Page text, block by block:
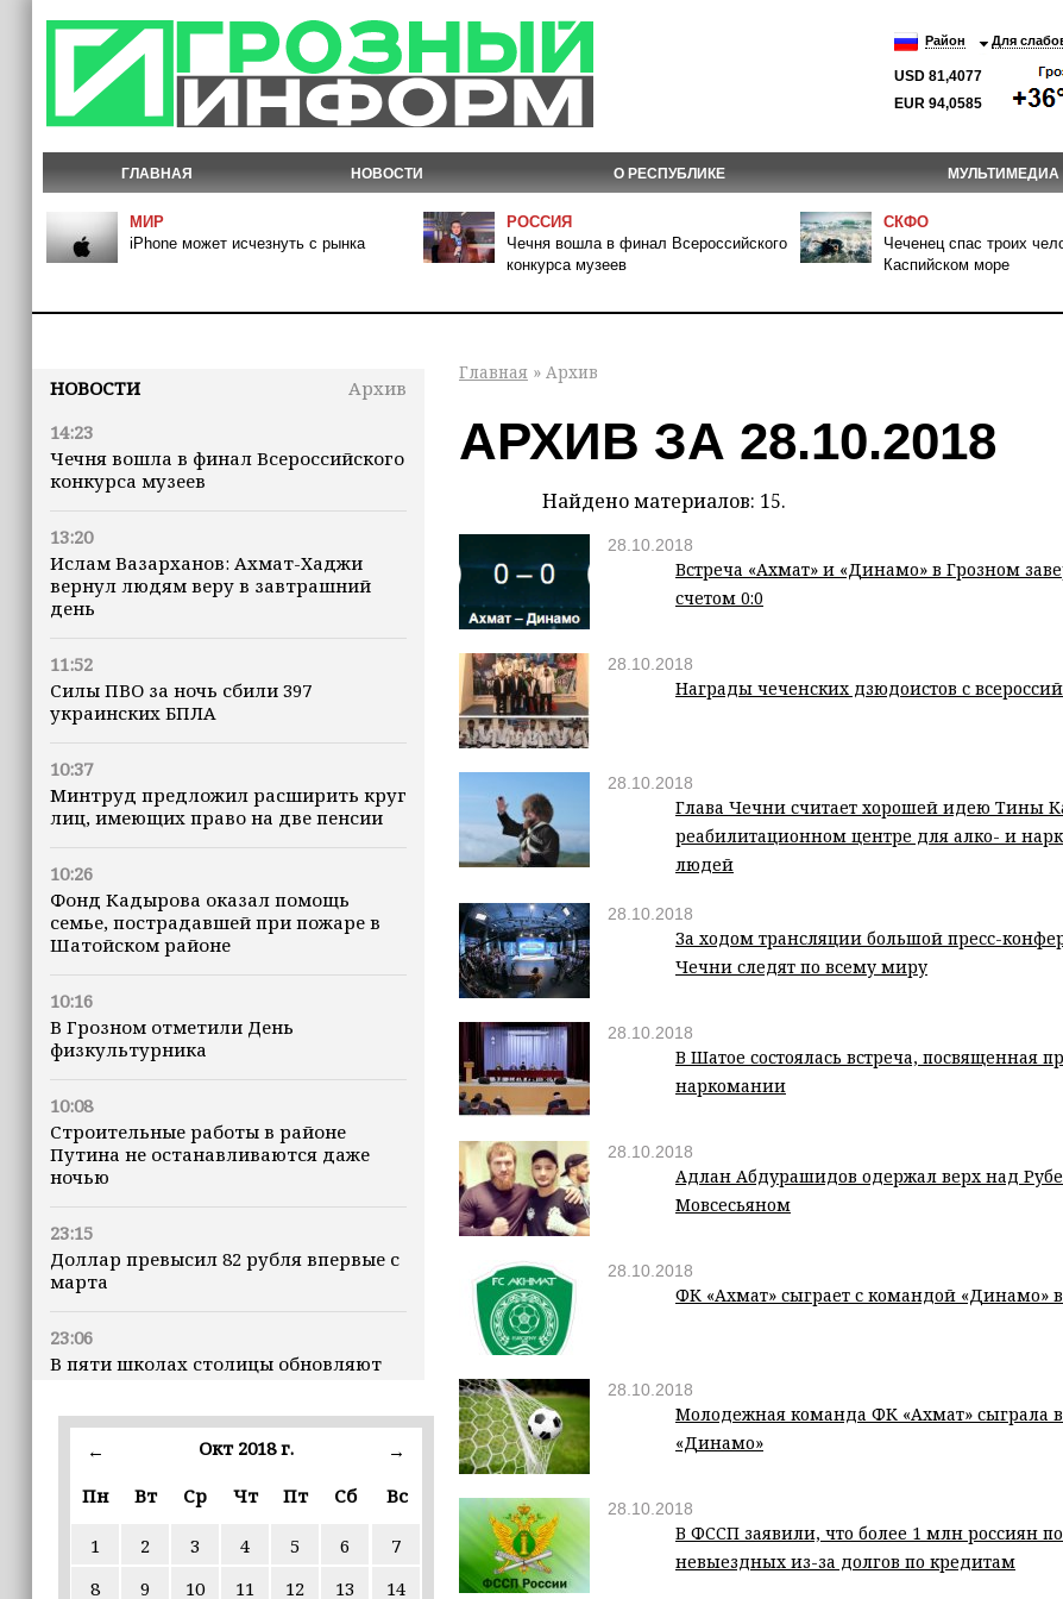
Район Для
USD 81,4077
EUR 94,0585
ГЛАВНАЯ НОВОСТИ О РЕСПУБЛИКЕ МУЛЬТИМЕДИА
МИР
iPhone может исчезнуть с рынка
РОССИЯ
Чечня вошла в финал Всероссийского
конкурса музеев
СКФО
Чеченец спас троих
Каспийском море
НОВОСТИ
Архив
14:23
Чечня вошла в финал Всероссийского
конкурса музеев
13:20
Ислам Вазарханов: Ахмат-Хаджи
вернул людям веру в завтрашний
день
11:52
Силы ПВО за ночь сбили 397
украинских БПЛА
10:37
Минтруд предложил расширить круг
лиц, имеющих право на две пенсии
10:26
Фонд Кадырова оказал помощь
семье, пострадавшей при пожаре в
Шатойском районе
10:16
В Грозном отметили День
физкультурника
10:08
Строительные работы в районе
Путина не останавливаются даже
ночью
23:15
Доллар превысил 82 рубля впервые с
марта
23:06
В пяти школах столицы обновляют
регионами России за последние
← Окт 2018 г.
→
Пн
Вт Ср Чт Пт Сб Вс
1 2 3 4 5 6
7
8
9 10 11 12 13 14
Главная » Архив
АРХИВ ЗА 28.10.2018
Найдено материалов: 15.
28.10.2018
Встреча «Ахмат» и «Динамо» в Грозном
счетом 0:0
28.10.2018
Награды чеченских дзюдоистов с
28.10.2018
Глава Чечни считает хорошей идею Тины
реабилитационном центре для алко- и
людей
28.10.2018
За ходом трансляции большой пресс-
Чечни следят по всему миру
28.10.2018
В Шатое состоялась встреча, посвященная
наркомании
28.10.2018
Адлан Абдурашидов одержал верх над
Мовсесьяном
28.10.2018
ФК «Ахмат» сыграет с командой «Динамо»
28.10.2018
Молодежная команда ФК «Ахмат» сыграла
«Динамо»
28.10.2018
В ФССП заявили, что более 1 млн россиян
невыездных из-за долгов по кредитам